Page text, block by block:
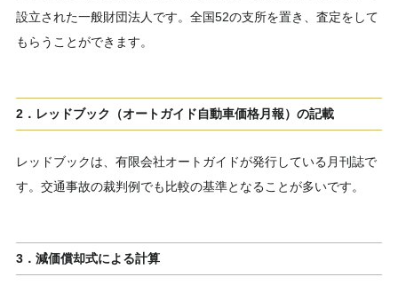
設立された一般財団法人です。全国52の支所を置き、査定をして
もらうことができます。
2．レッドブック（オートガイド自動車価格月報）の記載
レッドブックは、有限会社オートガイドが発行している月刊誌で
す。交通事故の裁判例でも比較の基準となることが多いです。
3．減価償却式による計算